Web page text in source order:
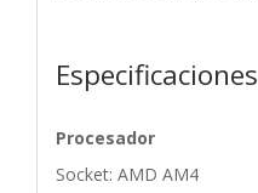
Especificaciones
Procesador
Socket: AMD AM4